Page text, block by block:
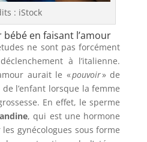
: iStock
en faisant l’amour
ne sont pas forcément
à l’italienne.
aurait le «pouvoir» de
l’enfant lorsque la femme
En effet, le sperme
, qui est une hormone
gynécologues sous forme